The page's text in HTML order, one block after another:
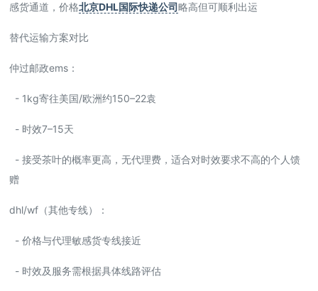
感货通道，价格北京DHL国际快递公司略高但可顺利出运
替代运输方案对比
仲过邮政ems：
- 1kg寄往美国/欧洲约150–22袁
- 时效7–15天
- 接受茶叶的概率更高，无代理费，适合对时效要求不高的个人馈
赠
dhl/wf（其他专线）：
- 价格与代理敏感货专线接近
- 时效及服务需根据具体线路评估